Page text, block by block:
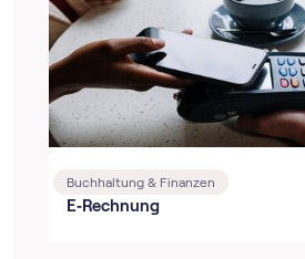
Buchhaltung & Finanzen
E‑Rechnung